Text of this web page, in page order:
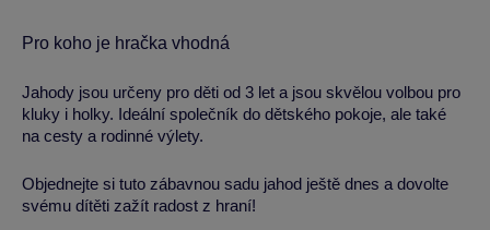
Pro koho je hračka vhodná
Jahody jsou určeny pro děti od 3 let a jsou skvělou volbou pro
kluky i holky. Ideální společník do dětského pokoje, ale také
na cesty a rodinné výlety.
Objednejte si tuto zábavnou sadu jahod ještě dnes a dovolte
svému dítěti zažít radost z hraní!